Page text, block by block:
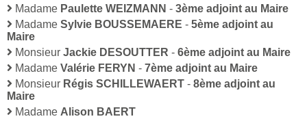
Madame Paulette WEIZMANN - 3ème adjoint au Maire
Madame Sylvie BOUSSEMAERE - 5ème adjoint au
Maire
Monsieur Jackie DESOUTTER - 6ème adjoint au Maire
Madame Valérie FERYN - 7ème adjoint au Maire
Monsieur Régis SCHILLEWAERT - 8ème adjoint au
Maire
Madame Alison BAERT